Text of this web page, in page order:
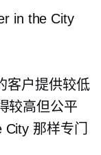
in the City
客户提供较低
较高但公平
那样专门